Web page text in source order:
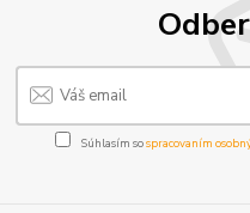
Súhlasím sospracovaním